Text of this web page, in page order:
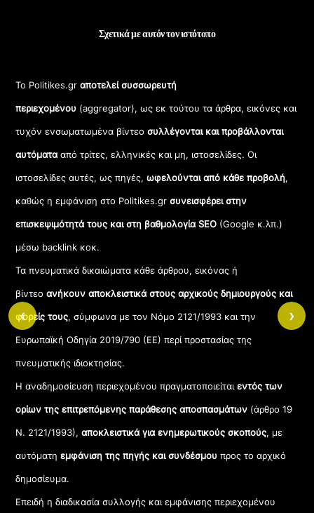
Σχετικά με αυτόν τον ιστότοπο
Το Politikes.grαποτελεί συσσωρευτή
περιεχομένου (aggregator), ως εκ τούτου τα άρθρα, εικόνες και
τυχόν ενσωματωμένα βίντεοσυλλέγονται και προβάλλονται
αυτόματααπό τρίτες, ελληνικές και μη, ιστοσελίδες. Οι
ιστοσελίδες αυτές, ως πηγές,ωφελούνται από κάθε προβολή,
καθώς η εμφάνιση στο Politikes.gr συνεισφέρει στην
επισκεψιμότητά τους και στη βαθμολογία SEO (Google κ.λπ.)
μέσω backlink κοκ.
Τα πνευματικά δικαιώματα κάθε άρθρου, εικόνας ή
βίντεοανήκουν αποκλειστικά στους αρχικούς δημιουργούς και
φορείς τους, σύμφωνα με τον Νόμο 2121/1993 και την
Ευρωπαϊκή Οδηγία 2019/790 (ΕΕ) περί προστασίας της
πνευματικής ιδιοκτησίας.
Η αναδημοσίευση περιεχομένου πραγματοποιείταιεντός των
ορίων της επιτρεπόμενης παράθεσης αποσπασμάτων (άρθρο 19
Ν. 2121/1993), αποκλειστικά για ενημερωτικούς σκοπούς, με
αυτόματηεμφάνιση της πηγής και συνδέσμου προς το αρχικό
δημοσίευμα.
Επειδή η διαδικασία συλλογής και εμφάνισης περιεχομένου
‹ ›